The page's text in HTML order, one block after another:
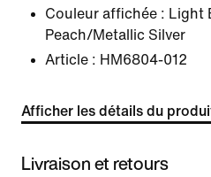
Couleur affichée : Light
Peach/Metallic Silver
Article : HM6804-012
Afficher les détails du
Livraison et retours